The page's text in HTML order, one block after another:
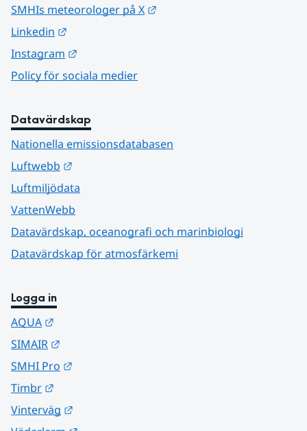
SMHIs meteorologer på X
Linkedin
Instagram
Policy för sociala medier
Datavärdskap
Nationella emissionsdatabasen
Luftwebb
Luftmiljödata
VattenWebb
Datavärdskap, oceanografi och marinbiologi
Datavärdskap för atmosfärkemi
Logga in
AQUA
SIMAIR
SMHI Pro
Timbr
Vinterväg